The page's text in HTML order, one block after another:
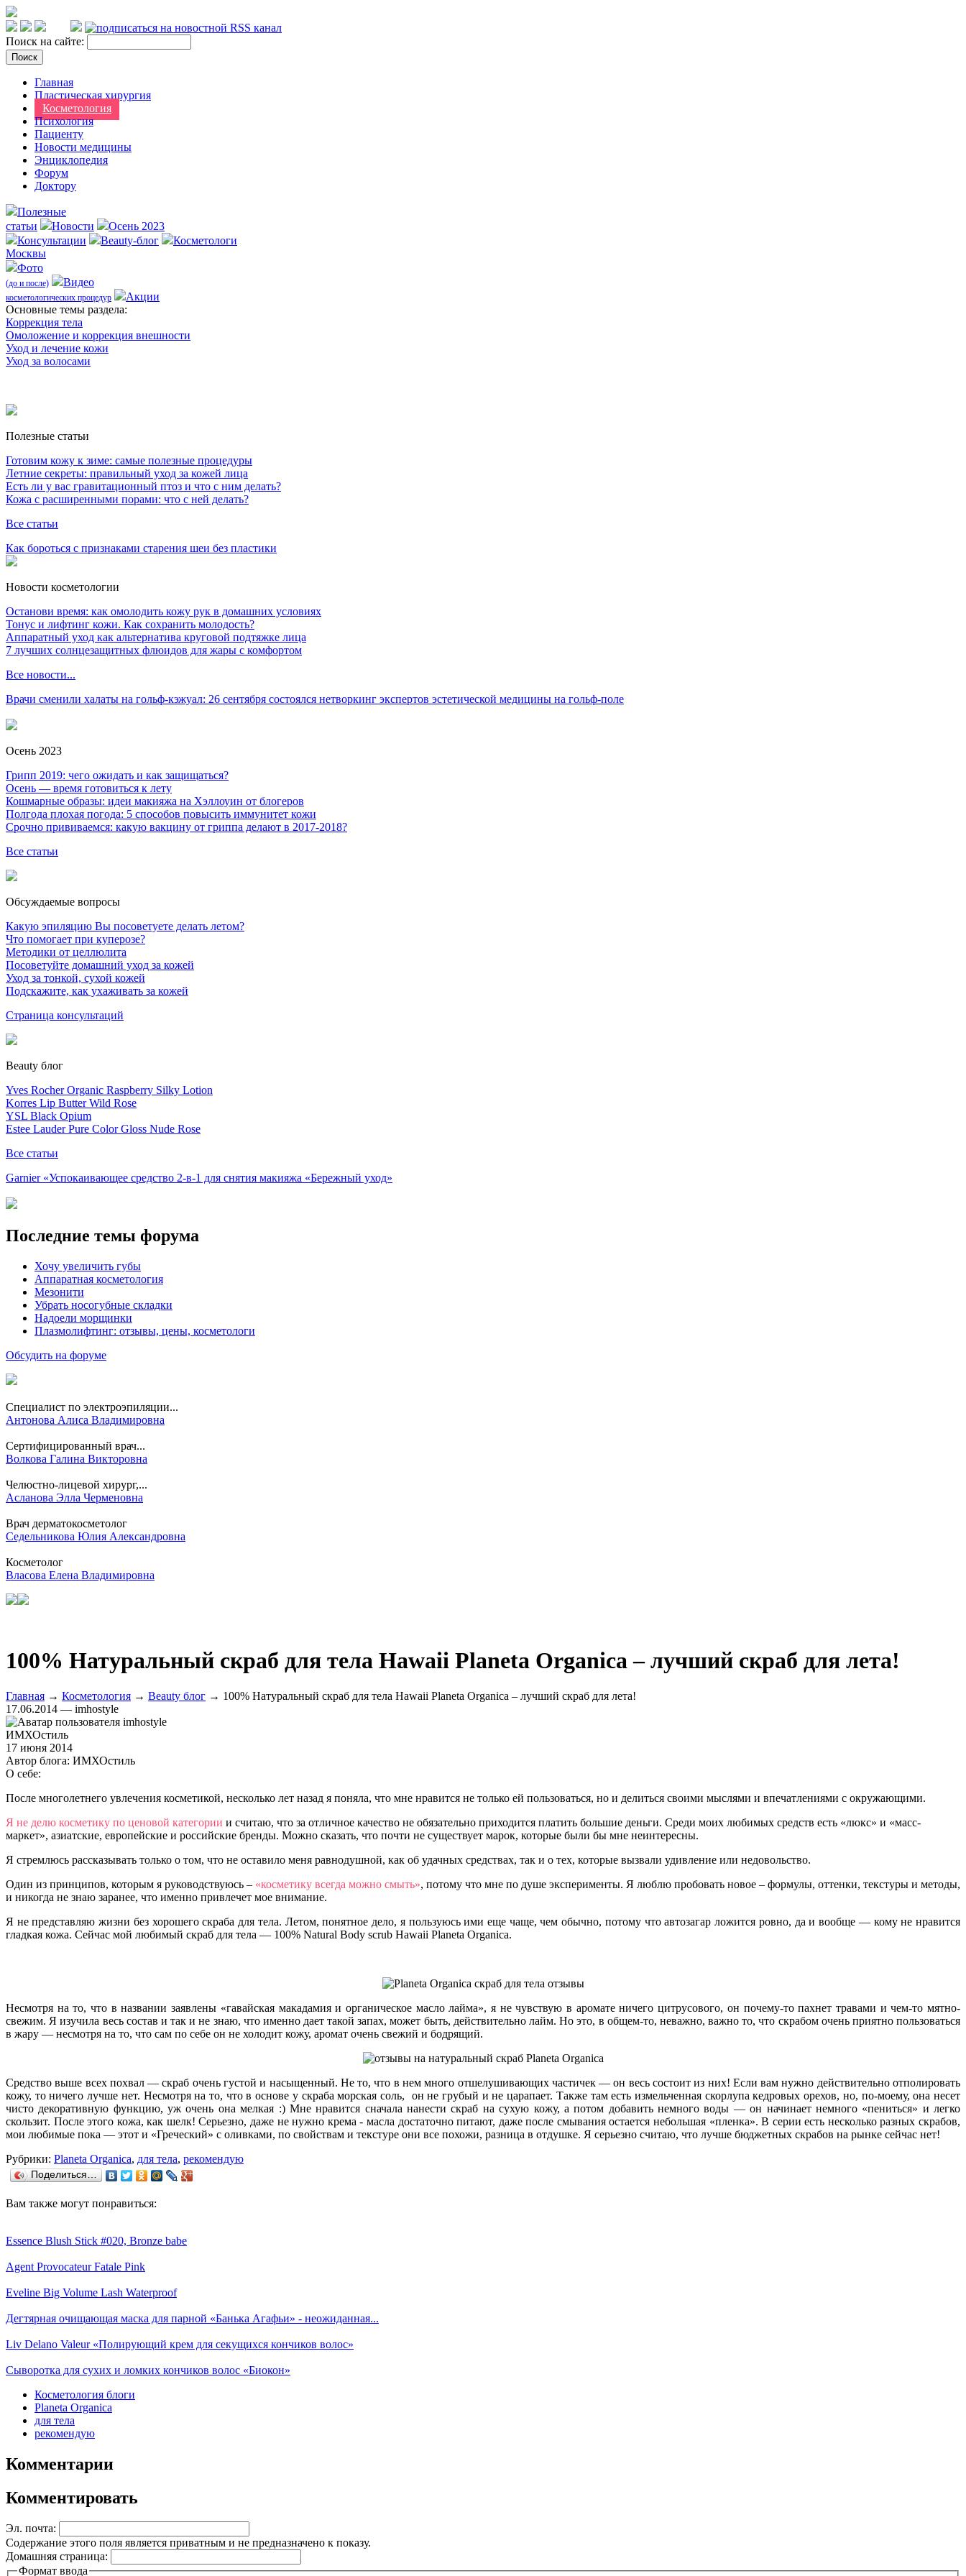
Поиск на сайте:
Главная
Пластическая хирургия
Косметология
Психология
Пациенту
Новости медицины
Энциклопедия
Форум
Доктору
Полезные
статьи
Новости
Осень 2023
Консультации
Beauty-блог
Косметологи
Москвы
Фото
(до и после) Видео
косметологических процедур
Акции
Оcновные темы раздела:
Коррекция тела
Омоложение и коррекция внешности
Уход и лечение кожи
Уход за волосами
Полезные статьи
Готовим кожу к зиме: самые полезные процедуры
Летние секреты: правильный уход за кожей лица
Есть ли у вас гравитационный птоз и что с ним делать?
Кожа с расширенными порами: что с ней делать?
Все статьи
Как бороться с признаками старения шеи без пластики
Новости косметологии
Останови время: как омолодить кожу рук в домашних условиях
Тонус и лифтинг кожи. Как сохранить молодость?
Аппаратный уход как альтернатива круговой подтяжке лица
7 лучших солнцезащитных флюидов для жары с комфортом
Все новости...
Врачи сменили халаты на гольф-кэжуал: 26 сентября состоялся нетворкинг экспертов эстетической медицины на гольф-поле
Осень 2023
Грипп 2019: чего ожидать и как защищаться?
Осень — время готовиться к лету
Кошмарные образы: идеи макияжа на Хэллоуин от блогеров
Полгода плохая погода: 5 способов повысить иммунитет кожи
Срочно прививаемся: какую вакцину от гриппа делают в 2017-2018?
Все статьи
Обсуждаемые вопросы
Какую эпиляцию Вы посоветуете делать летом?
Что помогает при куперозе?
Методики от целлюлита
Посоветуйте домашний уход за кожей
Уход за тонкой, сухой кожей
Подскажите, как ухаживать за кожей
Страница консультаций
Beauty блог
Yves Rocher Organic Raspberry Silky Lotion
Korres Lip Butter Wild Rose
YSL Black Opium
Estee Lauder Pure Color Gloss Nude Rose
Все статьи
Garnier «Успокаивающее средство 2-в-1 для снятия макияжа «Бережный уход»
Последние темы форума
Хочу увеличить губы
Аппаратная косметология
Мезонити
Убрать носогубные складки
Надоели морщинки
Плазмолифтинг: отзывы, цены, косметологи
Обсудить на форуме
Специалист по электроэпиляции...
Антонова Алиса Владимировна
Сертифицированный врач...
Волкова Галина Викторовна
Челюстно-лицевой хирург,...
Асланова Элла Черменовна
Врач дерматокосметолог
Седельникова Юлия Александровна
Косметолог
Власова Елена Владимировна
100% Натуральный скраб для тела Hawaii Planeta Organica – лучший скраб для лета!
Главная → Косметология → Beauty блог → 100% Натуральный скраб для тела Hawaii Planeta Organica – лучший скраб для лета!
17.06.2014 — imhostyle
ИМХОстиль
17 июня 2014
Автор блога: ИМХОстиль
О себе:
После многолетнего увлечения косметикой, несколько лет назад я поняла, что мне нравится не только ей пользоваться, но и делиться своими мыслями и впечатлениями с окружающими.
Я не делю косметику по ценовой категории и считаю, что за отличное качество не обязательно приходится платить большие деньги. Среди моих любимых средств есть «люкс» и «масс-
маркет», азиатские, европейские и российские бренды. Можно сказать, что почти не существует марок, которые были бы мне неинтересны.
Я стремлюсь рассказывать только о том, что не оставило меня равнодушной, как об удачных средствах, так и о тех, которые вызвали удивление или недовольство.
Один из принципов, которым я руководствуюсь – «косметику всегда можно смыть», потому что мне по душе эксперименты. Я люблю пробовать новое – формулы, оттенки, текстуры и методы,
и никогда не знаю заранее, что именно привлечет мое внимание.
Я не представляю жизни без хорошего скраба для тела. Летом, понятное дело, я пользуюсь ими еще чаще, чем обычно, потому что автозагар ложится ровно, да и вообще — кому не нравится
гладкая кожа. Сейчас мой любимый скраб для тела — 100% Natural Body scrub Hawaii Planeta Organica.
Несмотря на то, что в названии заявлены «гавайская макадамия и органическое масло лайма», я не чувствую в аромате ничего цитрусового, он почему-то пахнет травами и чем-то мятно-
свежим. Я изучила весь состав и так и не знаю, что именно дает такой запах, может быть, действительно лайм. Но это, в общем-то, неважно, важно то, что скрабом очень приятно пользоваться
в жару — несмотря на то, что сам по себе он не холодит кожу, аромат очень свежий и бодрящий.
Средство выше всех похвал — скраб очень густой и насыщенный. Не то, что в нем много отшелушивающих частичек — он весь состоит из них! Если вам нужно действительно отполировать
кожу, то ничего лучше нет. Несмотря на то, что в основе у скраба морская соль, он не грубый и не царапает. Также там есть измельченная скорлупа кедровых орехов, но, по-моему, она несет
чисто декоративную функцию, уж очень она мелкая :) Мне нравится сначала нанести скраб на сухую кожу, а потом добавить немного воды — он начинает немного «пениться» и легко
скользит. После этого кожа, как шелк! Серьезно, даже не нужно крема - масла достаточно питают, даже после смывания остается небольшая «пленка». В серии есть несколько разных скрабов,
мои любимые пока — этот и «Греческий» с оливками, по свойствам и текстуре они все похожи, разница в отдушке. Я серьезно считаю, что лучше бюджетных скрабов на рынке сейчас нет!
Рубрики: Planeta Organica, для тела, рекомендую
Поделиться…
Вам также могут понравиться:
Essence Blush Stick #020, Bronze babe
Agent Provocateur Fatale Pink
Eveline Big Volume Lash Waterproof
Дегтярная очищающая маска для парной «Банька Агафьи» - неожиданная...
Liv Delano Valeur «Полирующий крем для секущихся кончиков волос»
Сыворотка для сухих и ломких кончиков волос «Биокон»
Косметология блоги
Planeta Organica
для тела
рекомендую
Комментарии
Комментировать
Эл. почта:
Содержание этого поля является приватным и не предназначено к показу.
Домашняя страница:
Формат ввода